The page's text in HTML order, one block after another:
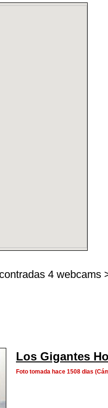
4 webcams
Los Gigantes
Foto tomada hace 1508 dias